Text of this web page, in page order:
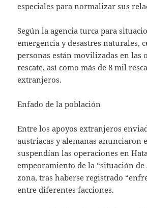
especiales para normalizar sus
Según la agencia turca para
emergencia y desastres naturales,
personas están movilizadas en las
rescate, así como más de 8 mil
extranjeros.
Enfado de la población
Entre los apoyos extranjeros
austriacas y alemanas anunciaron
suspendían las operaciones en
empeoramiento de la “situación de
zona, tras haberse registrado
entre diferentes facciones.